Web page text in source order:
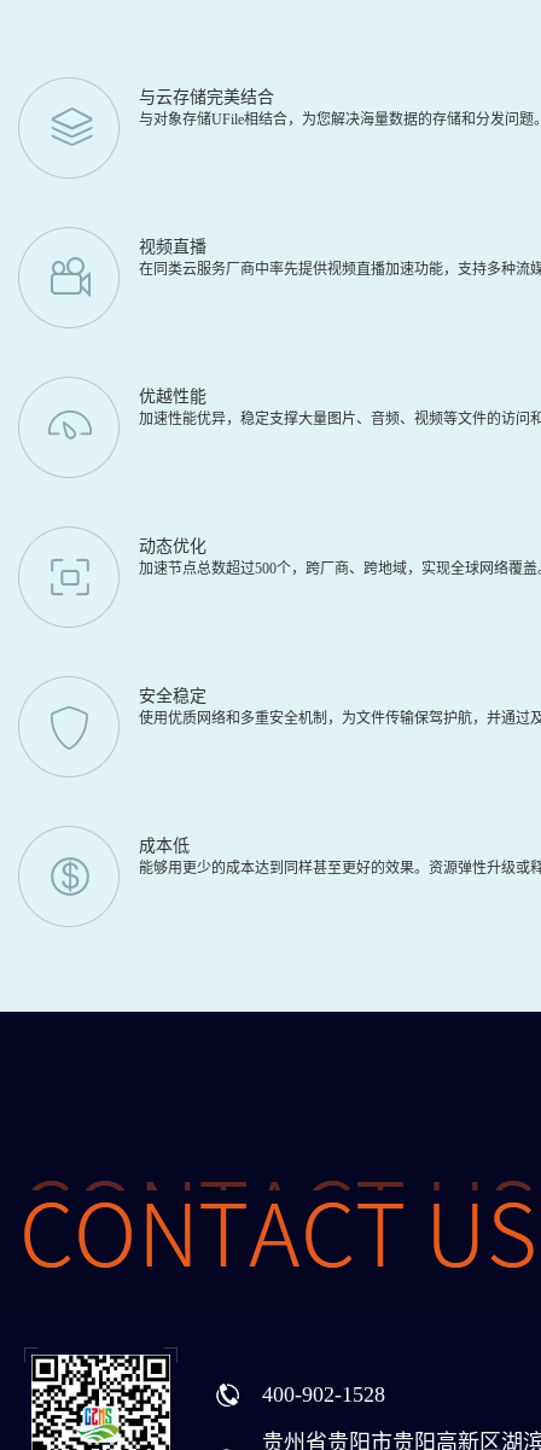
与云存储完美结合
与对象存储UFile相结合，为您解决海量数据的存储和分发问
视频直播
在同类云服务厂商中率先提供视频直播加速功能，支持多种流
优越性能
加速性能优异，稳定支撑大量图片、音频、视频等文件的访问
动态优化
加速节点总数超过500个，跨厂商、跨地域，实现全球网络覆
安全稳定
使用优质网络和多重安全机制，为文件传输保驾护航，并通
成本低
能够用更少的成本达到同样甚至更好的效果。资源弹性升级或
400-902-1528
贵州省贵阳市贵阳高新区湖